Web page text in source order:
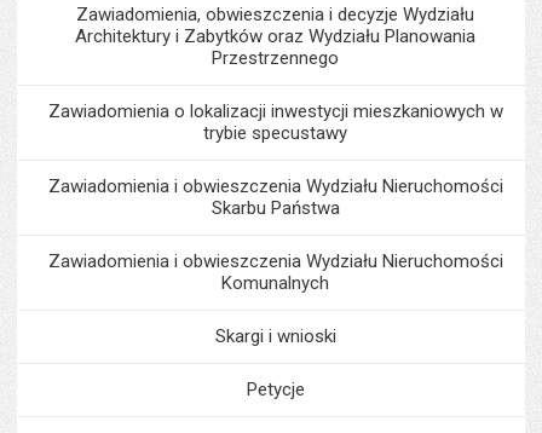
Zawiadomienia, obwieszczenia i decyzje Wydziału
Architektury i Zabytków oraz Wydziału Planowania
Przestrzennego
Zawiadomienia o lokalizacji inwestycji mieszkaniowych w
trybie specustawy
Zawiadomienia i obwieszczenia Wydziału Nieruchomości
Skarbu Państwa
Zawiadomienia i obwieszczenia Wydziału Nieruchomości
Komunalnych
Skargi i wnioski
Petycje